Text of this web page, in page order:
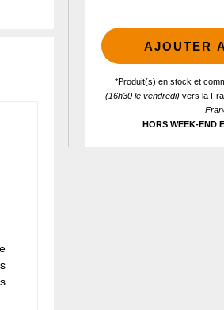
AJOUTER
*Produit(s) en stock et
(16h30 le vendredi) vers la
HORS WEEK-END